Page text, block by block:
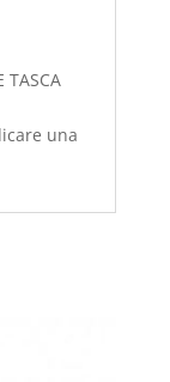
TASCA
una